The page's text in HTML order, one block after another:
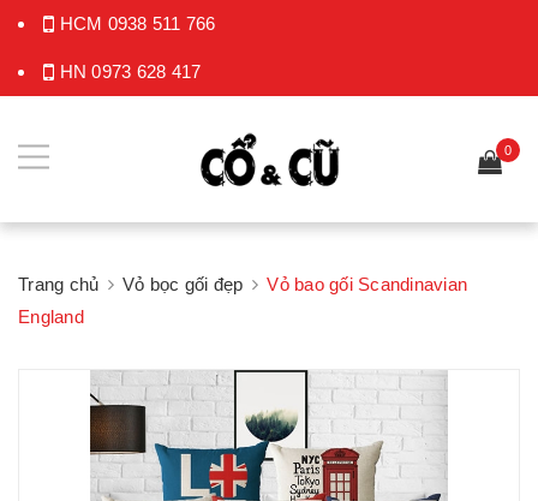
HCM 0938 511 766
HN0973 628 417
0
Trang chủ Vỏ bọc gối đẹp
Vỏ bao gối Scandinavian
England